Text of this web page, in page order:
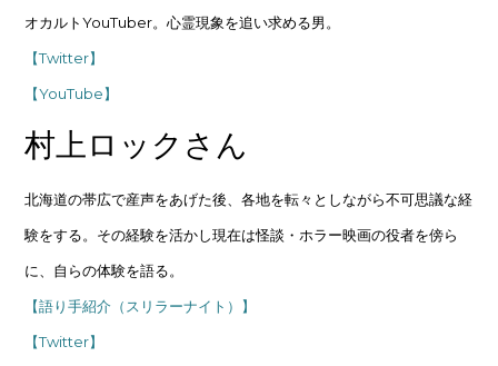
オカルトYouTuber。心霊現象を追い求める男。
【Twitter】
【YouTube】
村上ロックさん
北海道の帯広で産声をあげた後、各地を転々としながら不可思議な経
験をする。その経験を活かし現在は怪談・ホラー映画の役者を傍ら
に、自らの体験を語る。
【語り手紹介（スリラーナイト）】
【Twitter】